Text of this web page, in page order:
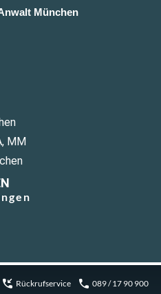
München
MM
Rückrufservice 089 / 17 90 900